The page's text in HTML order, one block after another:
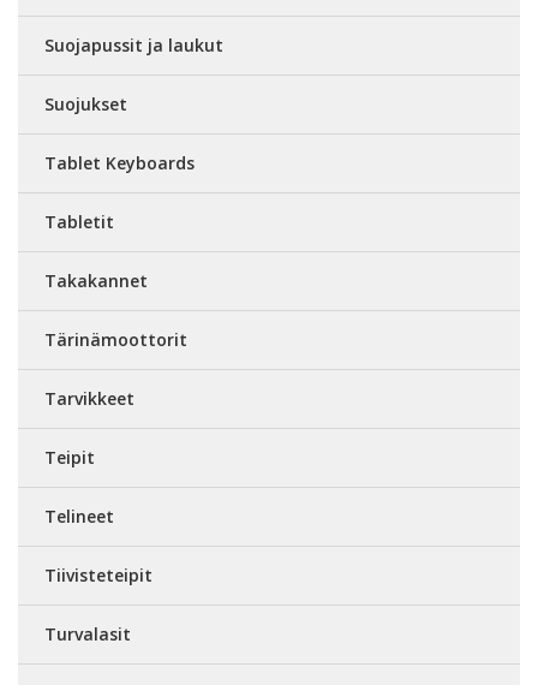
Suojapussit ja laukut
Suojukset
Tablet Keyboards
Tabletit
Takakannet
Tärinämoottorit
Tarvikkeet
Teipit
Telineet
Tiivisteteipit
Turvalasit